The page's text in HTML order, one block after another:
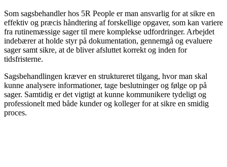
Som sagsbehandler hos 5R People er man ansvarlig for at sikre en
effektiv og præcis håndtering af forskellige opgaver, som kan variere
fra rutinemæssige sager til mere komplekse udfordringer. Arbejdet
indebærer at holde styr på dokumentation, gennemgå og evaluere
sager samt sikre, at de bliver afsluttet korrekt og inden for
tidsfristerne.
Sagsbehandlingen kræver en struktureret tilgang, hvor man skal
kunne analysere informationer, tage beslutninger og følge op på
sager. Samtidig er det vigtigt at kunne kommunikere tydeligt og
professionelt med både kunder og kolleger for at sikre en smidig
proces.